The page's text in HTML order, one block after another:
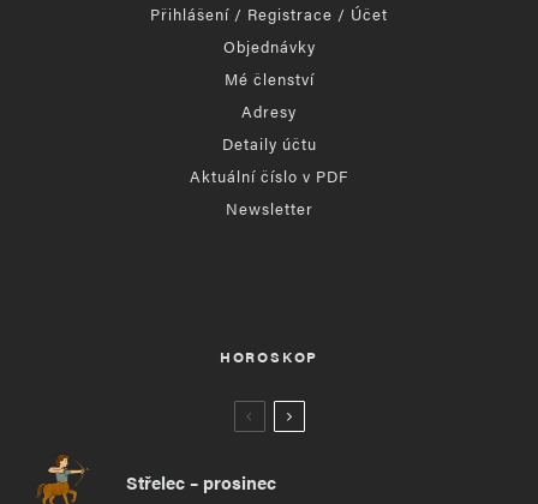
Přihlášení / Registrace / Účet
Objednávky
Mé členství
Adresy
Detaily účtu
Aktuální číslo v PDF
Newsletter
HOROSKOP
Střelec – prosinec